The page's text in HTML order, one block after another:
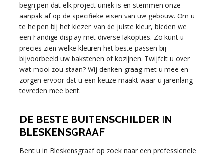
begrijpen dat elk project uniek is en stemmen onze
aanpak af op de specifieke eisen van uw gebouw. Om u
te helpen bij het kiezen van de juiste kleur, bieden we
een handige display met diverse lakopties. Zo kunt u
precies zien welke kleuren het beste passen bij
bijvoorbeeld uw bakstenen of kozijnen. Twijfelt u over
wat mooi zou staan? Wij denken graag met u mee en
zorgen ervoor dat u een keuze maakt waar u jarenlang
tevreden mee bent.
DE BESTE BUITENSCHILDER IN
BLESKENSGRAAF
Bent u in Bleskensgraaf op zoek naar een professionele